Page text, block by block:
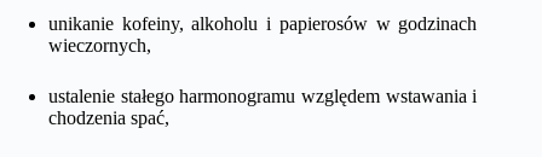
unikanie kofeiny, alkoholu i papierosów w godzinach
wieczornych,
ustalenie stałego harmonogramu względem wstawania i
chodzenia spać,